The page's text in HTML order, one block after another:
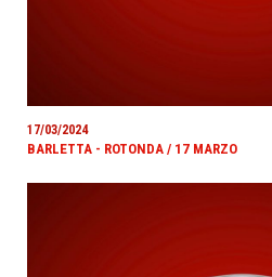
17/03/2024
BARLETTA - ROTONDA / 17 MARZO